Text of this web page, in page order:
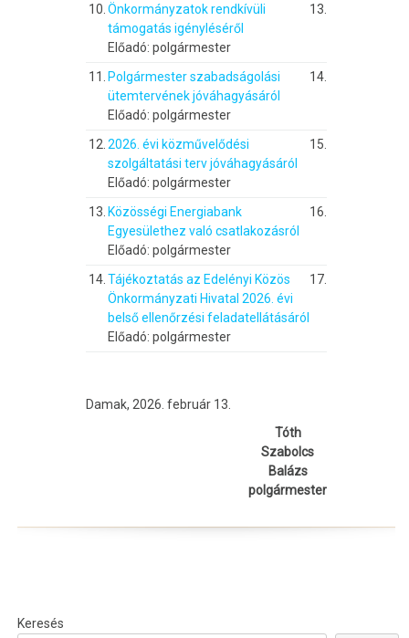
10. Önkormányzatok rendkívüli
támogatás igényléséről
Előadó: polgármester
13.
11.
Polgármester szabadságolási
ütemtervének jóváhagyásáról
Előadó: polgármester
14.
12. 2026. évi közművelődési
szolgáltatási terv jóváhagyásáról
Előadó: polgármester
15.
13. Közösségi Energiabank
Egyesülethez való csatlakozásról
Előadó: polgármester
16.
14. Tájékoztatás az Edelényi Közös
Önkormányzati Hivatal 2026. évi
belső ellenőrzési feladatellátásáról
Előadó: polgármester
17.
Damak, 2026. február 13.
Tóth
Szabolcs
Balázs
polgármester
Keresés